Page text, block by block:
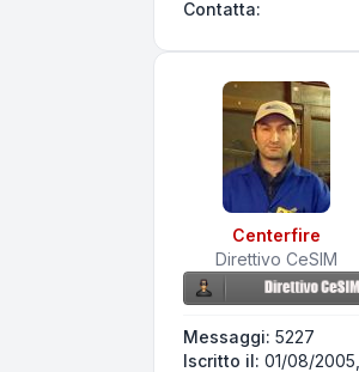
Contatta:
Centerfire
Direttivo CeSIM
Messaggi: 5227
Iscritto il: 01/08/2005,